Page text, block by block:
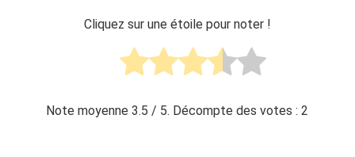
Cliquez sur une étoile pour noter !
Note moyenne3.5 / 5. Décompte des votes :2